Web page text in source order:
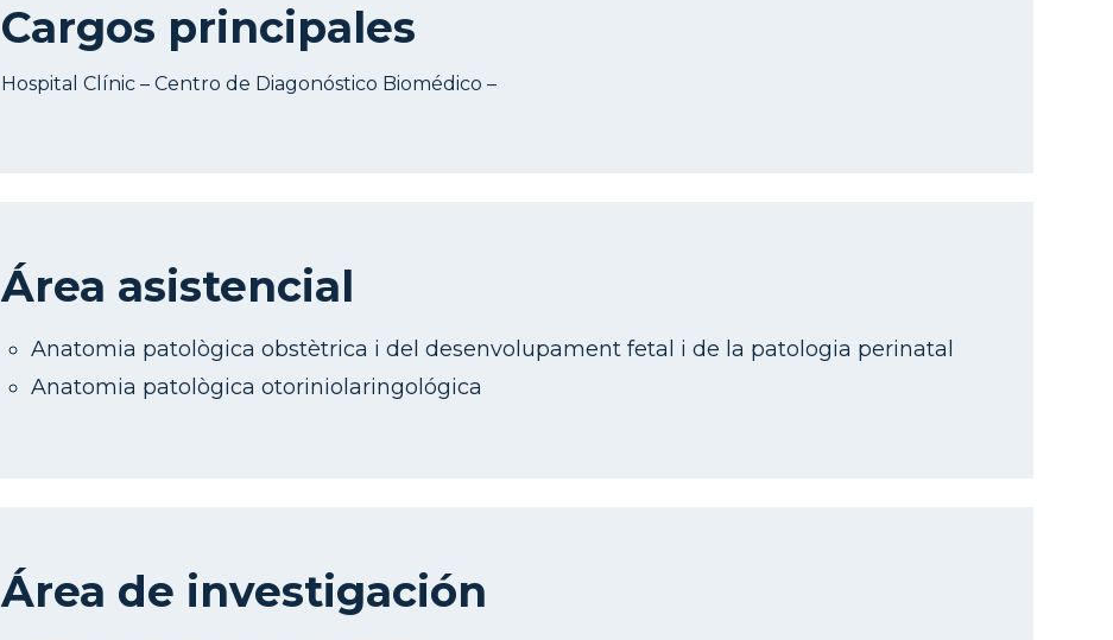
Cargos principales
Hospital Clínic – Centro de Diagonóstico Biomédico –
Área asistencial
Anatomia patològica obstètrica i del desenvolupament fetal i de la patologia perinatal
Anatomia patològica otoriniolaringológica
Área de investigación